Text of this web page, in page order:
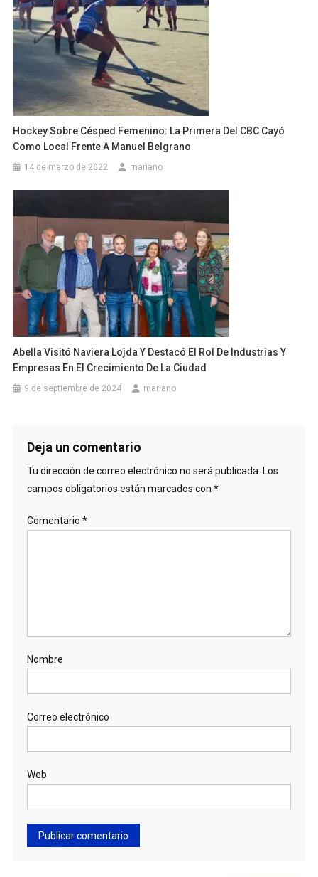
Hockey Sobre Césped Femenino: La Primera Del CBC Cayó
Como Local Frente A Manuel Belgrano
14 de marzo de 2022 mariano
Abella Visitó Naviera Lojda Y Destacó El Rol De Industrias Y
Empresas En El Crecimiento De La Ciudad
9 de septiembre de 2024 mariano
Deja un comentario
Tu dirección de correo electrónico no será publicada. Los
campos obligatorios están marcados con *
Comentario *
Nombre
Correo electrónico
Web